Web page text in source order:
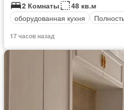
2 Комнаты
48 кв.м
оборудованная кухня
17 часов назад